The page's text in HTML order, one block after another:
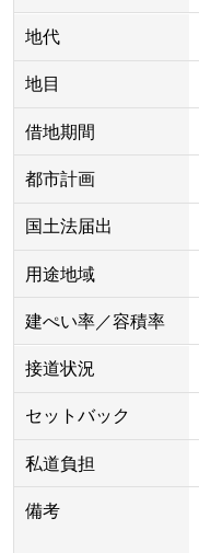
地代
地目
借地期間
都市計画
国土法届出
用途地域
建ぺい率／容積率
接道状況
セットバック
私道負担
備考